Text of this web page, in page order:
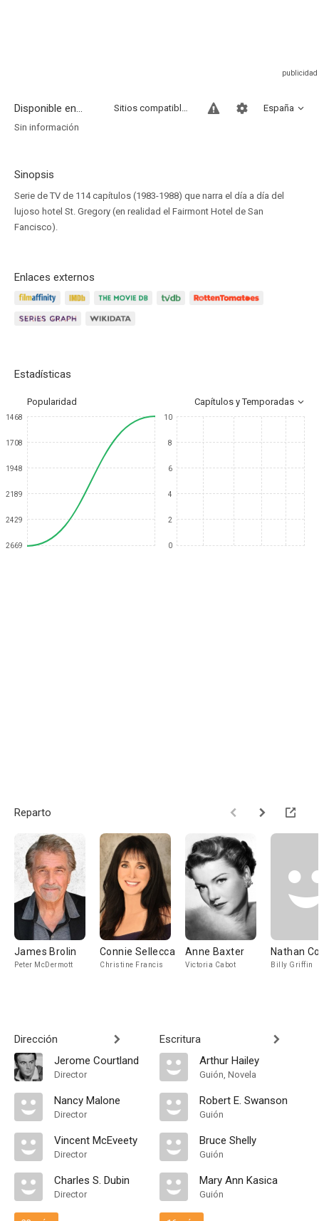
Disponible en... España
Sitios compatibles
Sin información
Sinopsis
Serie de TV de 114 capítulos (1983-1988) que narra el día a día del
lujoso hotel St. Gregory (en realidad el Fairmont Hotel de San
Fancisco).
Enlaces externos
Estadísticas
Popularidad Capítulos y Temporadas
1468
1708
1948
2189
2429
2669
10
8
6
4
2
0
Reparto
James Brolin
Peter McDermott
Connie Sellecca
Christine Francis
Anne Baxter
Victoria Cabot
Nathan
Billy Griffin
Dirección
Jerome Courtland
Director
Nancy Malone
Director
Vincent McEveety
Director
Charles S. Dubin
Director
Escritura
Arthur Hailey
Guión, Novela
Robert E. Swanson
Guión
Bruce Shelly
Guión
Mary Ann Kasica
Guión